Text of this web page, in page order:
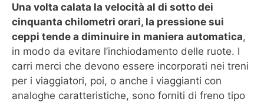
Una volta calata la velocità al di sotto dei
cinquanta chilometri orari, la pressione sui
ceppi tende a diminuire in maniera automatica,
in modo da evitare l’inchiodamento delle ruote. I
carri merci che devono essere incorporati nei treni
per i viaggiatori, poi, o anche i viaggianti con
analoghe caratteristiche, sono forniti di freno tipo